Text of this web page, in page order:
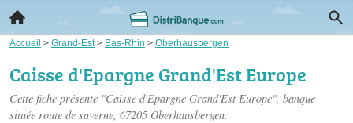
Accueil > Grand-Est> Bas-Rhin > Oberhausbergen
Caisse d'Epargne Grand'Est Europe
Cette fiche présente "Caisse d'Epargne Grand'Est Europe", banque
située route de saverne, 67205 Oberhausbergen.